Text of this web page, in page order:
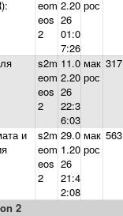
eom
eos
2
2.20
26
01:0
7:26
рос
s2m
eom
eos
2
11.0
2.20
26
22:3
6:03
мак
рос
317
и
s2m
eom
eos
2
29.0
1.20
26
21:4
2:08
мак
рос
563
2